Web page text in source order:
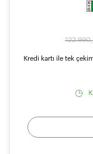
Kredi kartı ile tek